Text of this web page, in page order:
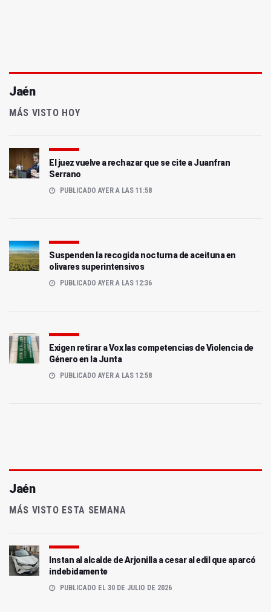
Jaén
MÁS VISTO HOY
El juez vuelve a rechazar que se cite a Juanfran
Serrano
PUBLICADO AYER A LAS 11:58
Suspenden la recogida nocturna de aceituna en
olivares superintensivos
PUBLICADO AYER A LAS 12:36
Exigen retirar a Vox las competencias de Violencia de
Género en la Junta
PUBLICADO AYER A LAS 12:58
Jaén
MÁS VISTO ESTA SEMANA
Instan al alcalde de Arjonilla a cesar al edil que aparcó
indebidamente
PUBLICADO EL 30 DE JULIO DE 2026